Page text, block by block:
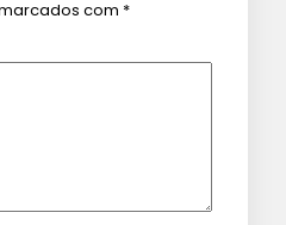
com *